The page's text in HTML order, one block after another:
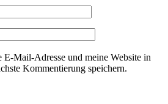
E-Mail-Adresse und meine Website in
Kommentierung speichern.